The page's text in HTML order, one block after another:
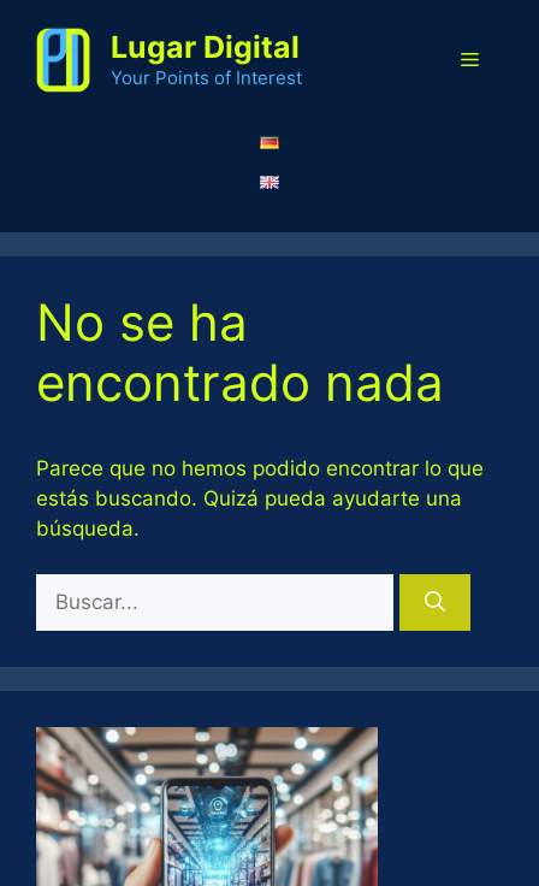
Lugar Digital
Your Points of Interest
Menú
No se ha
encontrado nada
Parece que no hemos podido encontrar lo que
estás buscando. Quizá pueda ayudarte una
búsqueda.
Buscar: